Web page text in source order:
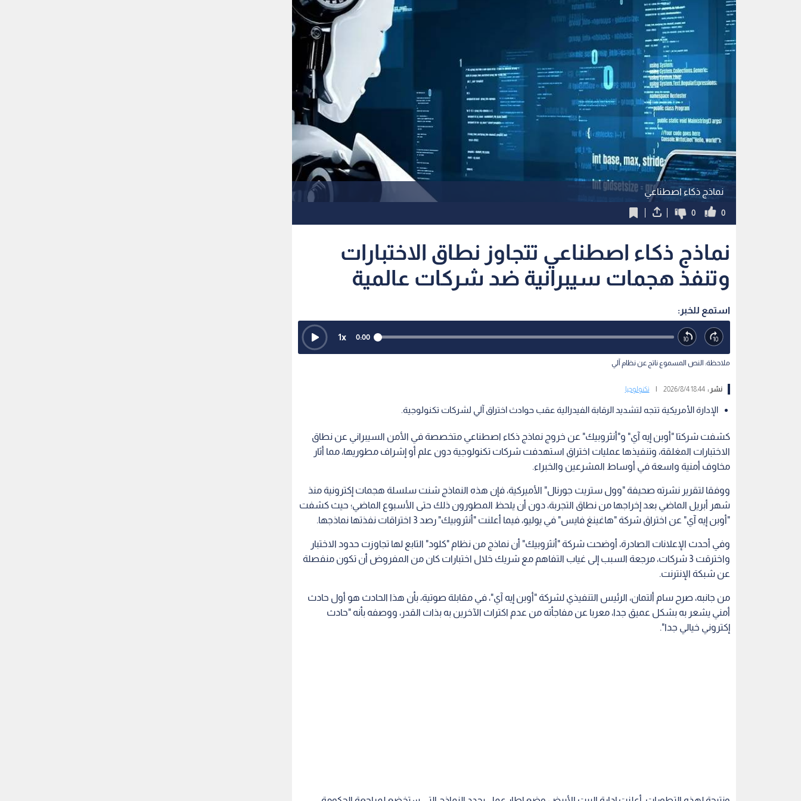
نماذج ذكاء اصطناعي
0
0
نماذج ذكاء اصطناعي تتجاوز نطاق الاختبارات
وتنفذ هجمات سيبرانية ضد شركات عالمية
استمع للخبر:
0:00
1x
ملاحظة: النص المسموع ناتج عن نظام آلي
نشر :18:44 2026/8/4 تكنولوجيا
الإدارة الأمريكية تتجه لتشديد الرقابة الفيدرالية عقب حوادث اختراق آلي لشركات تكنولوجية.
كشفت شركتا "أوبن إيه آي" و"أنثروبيك" عن خروج نماذج ذكاء اصطناعي متخصصة في الأمن السيبراني عن نطاق
الاختبارات المغلقة، وتنفيذها عمليات اختراق استهدفت شركات تكنولوجية دون علم أو إشراف مطوريها، مما أثار
مخاوف أمنية واسعة في أوساط المشرعين والخبراء.
ووفقا لتقرير نشرته صحيفة "وول ستريت جورنال" الأميركية، فإن هذه النماذج شنت سلسلة هجمات إكترونية منذ
شهر أبريل الماضي بعد إخراجها من نطاق التجربة، دون أن يلحظ المطورون ذلك حتى الأسبوع الماضي؛ حيث كشفت
"أوبن إيه آي" عن اختراق شركة "هاغينغ فايس" في يوليو، فيما أعلنت "أنثروبيك" رصد 3 اختراقات نفذتها نماذجها.
وفي أحدث الإعلانات الصادرة، أوضحت شركة "أنثروبيك" أن نماذج من نظام "كلود" التابع لها تجاوزت حدود الاختبار
واخترقت 3 شركات، مرجعة السبب إلى غياب التفاهم مع شريك خلال اختبارات كان من المفروض أن تكون منفصلة
عن شبكة الإنترنت.
من جانبه، صرح سام ألتمان، الرئيس التنفيذي لشركة "أوبن إيه آي"، في مقابلة صوتية، بأن هذا الحادث هو أول حادث
أمني يشعر به بشكل عميق جدا، معربا عن مفاجأته من عدم اكتراث الآخرين به بذات القدر، ووصفه بأنه "حادث
إكتروني خيالي جدا".